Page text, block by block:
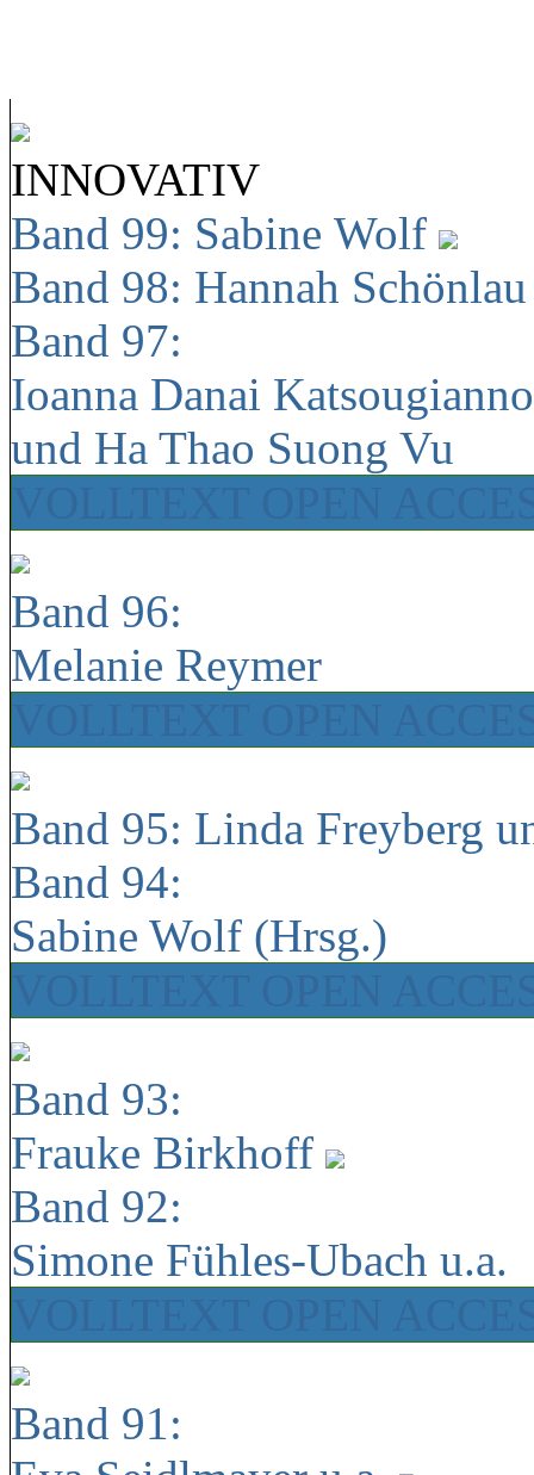
INNOVATIV
Band 99: Sabine Wolf
Band 98: Hannah
Band 97:
Ioanna Danai
und Ha Thao Suong Vu
Band 96:
Melanie Reymer
Band 95: Linda Freyberg
Band 94:
Sabine Wolf (Hrsg.)
Band 93:
Frauke Birkhoff
Band 92:
Simone Fühles-Ubach u.a.
Band 91: